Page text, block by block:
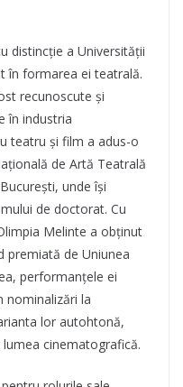
distincție a Universității
în formarea ei teatrală.
recunoscute și
în industria
teatru și film a adus-o
de Artă Teatrală
unde își
de doctorat. Cu
Melinte a obținut
premiată de Uniunea
performanțele ei
nominalizări la
lor autohtonă,
cinematografică.